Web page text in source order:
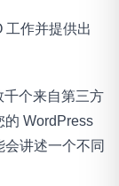
工作并提供出
个来自第三方
的 WordPress
讲述一个不同